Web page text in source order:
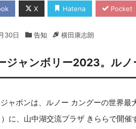
X Hatena Pocket
30日 告知 横田康志朗
ジャンボリー2023。ルノ
ャポンは、ルノー カングーの世界最
）に、山中湖交流プラザ きららで開